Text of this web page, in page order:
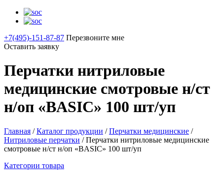
+7(495)-151-87-87 Перезвоните мне
Оставить заявку
Перчатки нитриловые
медицинские смотровые н/ст
н/оп «BASIC» 100 шт/уп
Главная /Каталог продукции /Перчатки медицинские /
Нитриловые перчатки /Перчатки нитриловые медицинские
смотровые н/ст н/оп «BASIC» 100 шт/уп
Категории товара